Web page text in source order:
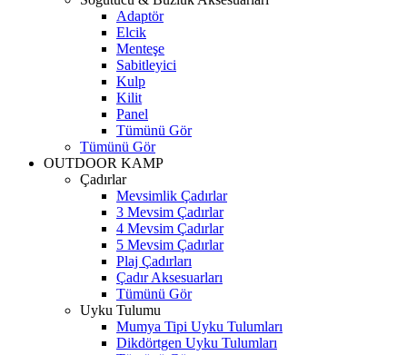
Adaptör
Elcik
Menteşe
Sabitleyici
Kulp
Kilit
Panel
Tümünü Gör
Tümünü Gör
OUTDOOR KAMP
Çadırlar
Mevsimlik Çadırlar
3 Mevsim Çadırlar
4 Mevsim Çadırlar
5 Mevsim Çadırlar
Plaj Çadırları
Çadır Aksesuarları
Tümünü Gör
Uyku Tulumu
Mumya Tipi Uyku Tulumları
Dikdörtgen Uyku Tulumları